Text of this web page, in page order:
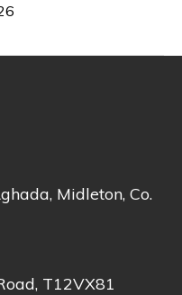
Midleton, Co.
T12VX81